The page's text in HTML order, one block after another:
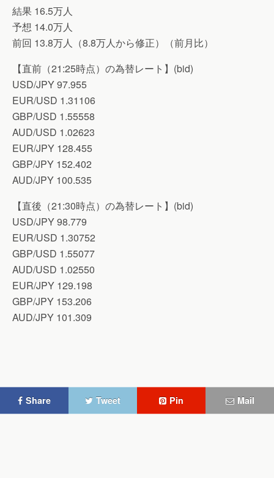
結果 16.5万人
予想 14.0万人
前回 13.8万人（8.8万人から修正）（前月比）
【直前（21:25時点）の為替レート】(bid)
USD/JPY 97.955
EUR/USD 1.31106
GBP/USD 1.55558
AUD/USD 1.02623
EUR/JPY 128.455
GBP/JPY 152.402
AUD/JPY 100.535
【直後（21:30時点）の為替レート】(bid)
USD/JPY 98.779
EUR/USD 1.30752
GBP/USD 1.55077
AUD/USD 1.02550
EUR/JPY 129.198
GBP/JPY 153.206
AUD/JPY 101.309
Share Tweet Pin Mail